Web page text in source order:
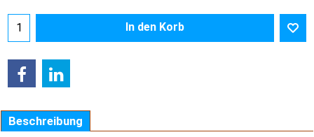
In den Korb
Beschreibung